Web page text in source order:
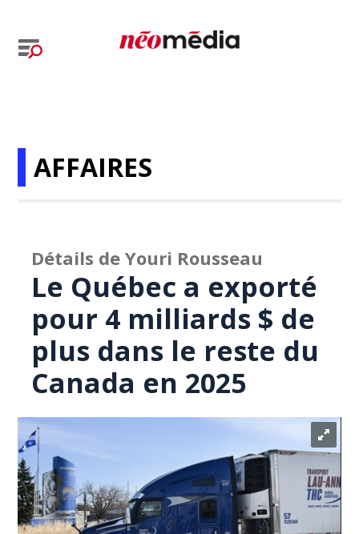
AFFAIRES
Détails de Youri Rousseau
Le Québec a exporté
pour 4 milliards $ de
plus dans le reste du
Canada en 2025